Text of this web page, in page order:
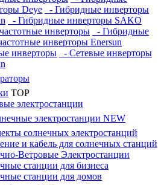
Deye
- Гибридные инверторы
- Гибридные инверторы SAKO
инверторы
- Гибридные
инверторы Enersun
инверторы
- Сетевые инверторы
TOP
электростанции
электростанции NEW
солнечных электростанций
и кабель для солнечных станций
Ветровые Электростанции
станции для бизнеса
станции для домов